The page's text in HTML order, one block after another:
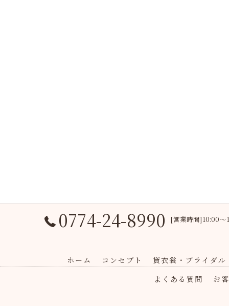
0774-24-8990 [営業時間]10:00
ホーム コンセプト 貸衣裳・ブライダル
よくある質問
お